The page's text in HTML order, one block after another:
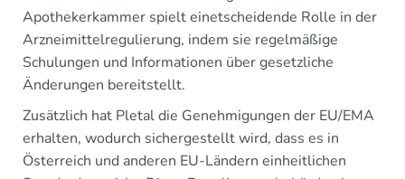
Apothekerkammer spielt einetscheidende Rolle in der
Arzneimittelregulierung, indem sie regelmäßige
Schulungen und Informationen über gesetzliche
Änderungen bereitstellt.
Zusätzlich hat Pletal die Genehmigungen der EU/EMA
erhalten, wodurch sichergestellt wird, dass es in
Österreich und anderen EU-Ländern einheitlichen